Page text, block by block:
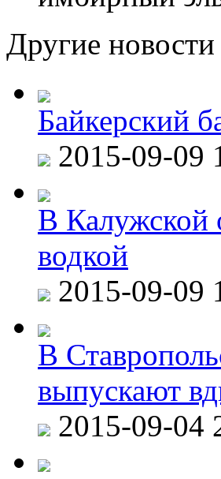
Другие новости
Байкерский
2015-09-09
В Калужской
водкой
2015-09-09
В
выпускают
2015-09-04